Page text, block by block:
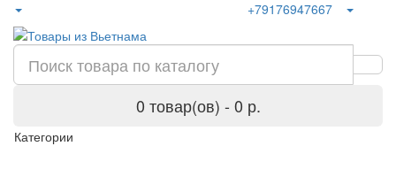
+79176947667
0 товар(ов) - 0 р.
Категории